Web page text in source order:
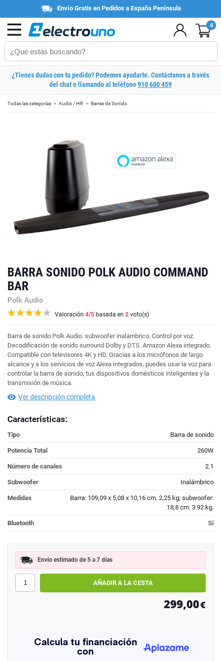
Envío Gratis en Pedidos a España Península
0
¿Tienes dudas con tu pedido? Podemos ayudarte. Contáctanos a través
del chat o llamando al teléfono910 600 459
Todas las categorías Audio / Hifi Barras de Sonido
BARRA SONIDO POLK AUDIO COMMAND
BAR
Polk Audio
Valoración 4/5 basada en 2 voto(s)
Barra de sonido Polk Audio. subwoofer inalámbrico. Control por voz.
Decodificación de sonido surround Dolby y DTS. Amazon Alexa integrado.
Compatible con televisores 4K y HD. Gracias a los micrófonos de largo
alcance y a los servicios de voz Alexa integrados, puedes usar la voz para
controlar la barra de sonido, tus dispositivos domésticos inteligentes y la
transmisión de música.
Ver descripción completa
Características:
Tipo Barra de sonido
Potencia Total 260W
Número de canales 2.1
Subwoofer Inalámbrico
Medidas
Barra: 109,09 x 5,08 x 10,16 cm. 2,25 kg; subwoofer:
18,8 cm. 3.92 kg.
Bluetooth Sí
Envío estimado de 5 a 7 días
299,00€